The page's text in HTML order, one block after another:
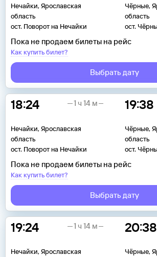
Нечайки, Ярославская
область
ост. Поворот на Нечайки
Чёрные,
область
ост.
Пока не продаем билеты на рейс
Как купить билет?
Выбрать дату
18:24
Нечайки, Ярославская
область
ост. Поворот на Нечайки
19:38
Чёрные,
область
ост.
1 ч 14 м
Пока не продаем билеты на рейс
Как купить билет?
Выбрать дату
19:24
Нечайки, Ярославская
20:38
Чёрные,
1 ч 14 м